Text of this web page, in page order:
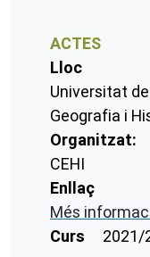
ACTES
Lloc
Universitat
Geografia i
Organitzat:
CEHI
Enllaç
Més
Curs
2021/